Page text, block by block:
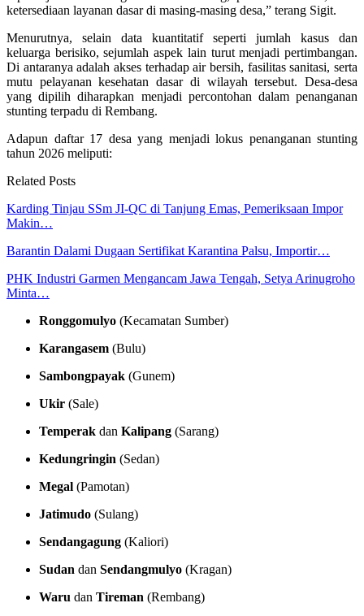
ketersediaan layanan dasar di masing-masing desa,” terang Sigit.
Menurutnya, selain data kuantitatif seperti jumlah kasus dan
keluarga berisiko, sejumlah aspek lain turut menjadi pertimbangan.
Di antaranya adalah akses terhadap air bersih, fasilitas sanitasi, serta
mutu pelayanan kesehatan dasar di wilayah tersebut. Desa-desa
yang dipilih diharapkan menjadi percontohan dalam penanganan
stunting terpadu di Rembang.
Adapun daftar 17 desa yang menjadi lokus penanganan stunting
tahun 2026 meliputi:
Related Posts
Karding Tinjau SSm JI-QC di Tanjung Emas, Pemeriksaan Impor
Makin…
Barantin Dalami Dugaan Sertifikat Karantina Palsu, Importir…
PHK Industri Garmen Mengancam Jawa Tengah, Setya Arinugroho
Minta…
Ronggomulyo (Kecamatan Sumber)
Karangasem (Bulu)
Sambongpayak (Gunem)
Ukir (Sale)
Temperak dan Kalipang (Sarang)
Kedungringin (Sedan)
Megal (Pamotan)
Jatimudo (Sulang)
Sendangagung (Kaliori)
Sudan dan Sendangmulyo (Kragan)
Waru dan Tireman (Rembang)